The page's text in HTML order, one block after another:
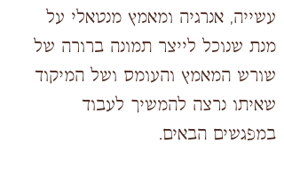
עשייה, אנרגיה ומאמץ מנטאלי על
מנת שנוכל לייצר תמונה ברורה של
שורש המאמץ והעומס ושל המיקוד
שאיתו נרצה להמשיך לעבוד
במפגשים הבאים.